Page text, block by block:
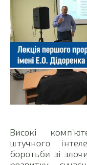
Високі
штучного
боротьби зі